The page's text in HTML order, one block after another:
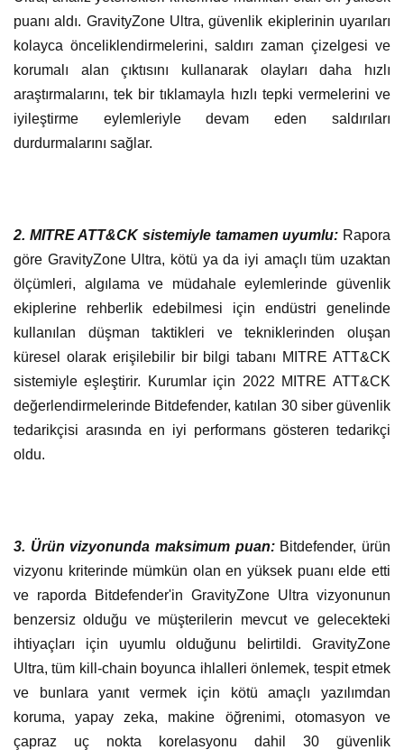
puanı aldı. GravityZone Ultra, güvenlik ekiplerinin uyarıları
kolayca önceliklendirmelerini, saldırı zaman çizelgesi ve
korumalı alan çıktısını kullanarak olayları daha hızlı
araştırmalarını, tek bir tıklamayla hızlı tepki vermelerini ve
iyileştirme eylemleriyle devam eden saldırıları
durdurmalarını sağlar.
2. MITRE ATT&CK sistemiyle tamamen uyumlu: Rapora
göre GravityZone Ultra, kötü ya da iyi amaçlı tüm uzaktan
ölçümleri, algılama ve müdahale eylemlerinde güvenlik
ekiplerine rehberlik edebilmesi için endüstri genelinde
kullanılan düşman taktikleri ve tekniklerinden oluşan
küresel olarak erişilebilir bir bilgi tabanı MITRE ATT&CK
sistemiyle eşleştirir. Kurumlar için 2022 MITRE ATT&CK
değerlendirmelerinde Bitdefender, katılan 30 siber güvenlik
tedarikçisi arasında en iyi performans gösteren tedarikçi
oldu.
3. Ürün vizyonunda maksimum puan:Bitdefender, ürün
vizyonu kriterinde mümkün olan en yüksek puanı elde etti
ve raporda Bitdefender'in GravityZone Ultra vizyonunun
benzersiz olduğu ve müşterilerin mevcut ve gelecekteki
ihtiyaçları için uyumlu olduğunu belirtildi. GravityZone
Ultra, tüm kill-chain boyunca ihlalleri önlemek, tespit etmek
ve bunlara yanıt vermek için kötü amaçlı yazılımdan
koruma, yapay zeka, makine öğrenimi, otomasyon ve
çapraz uç nokta korelasyonu dahil 30 güvenlik